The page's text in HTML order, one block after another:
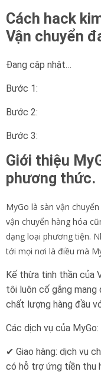
Cách hack
Vận chuyển
Đang cập nhật…
Bước 1:
Bước 2:
Bước 3:
Giới thiệu
phương thức.
MyGo là sàn vận
vận chuyển hàng hóa
dạng loại phương tiện.
tới mọi nơi là điều mà
Kế thừa tinh thần của
tôi luôn cố gắng mang
chất lượng hàng đầu
Các dịch vụ của MyGo:
✔ Giao hàng: dịch vụ
có hỗ trợ ứng tiền thu